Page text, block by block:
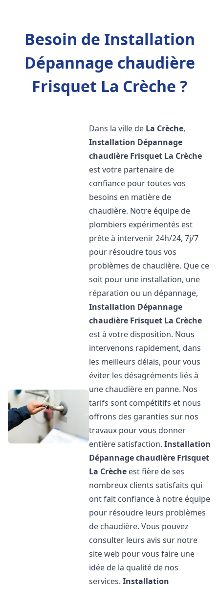
Besoin de Installation
Dépannage chaudière
Frisquet La Crèche ?
Dans la ville de La Crèche,
Installation Dépannage
chaudière Frisquet La Crèche
est votre partenaire de
confiance pour toutes vos
besoins en matière de
chaudière. Notre équipe de
plombiers expérimentés est
prête à intervenir 24h/24, 7j/7
pour résoudre tous vos
problèmes de chaudière. Que ce
soit pour une installation, une
réparation ou un dépannage,
Installation Dépannage
chaudière Frisquet La Crèche
est à votre disposition. Nous
intervenons rapidement, dans
les meilleurs délais, pour vous
éviter les désagréments liés à
une chaudière en panne. Nos
tarifs sont compétitifs et nous
offrons des garanties sur nos
travaux pour vous donner
entière satisfaction.Installation
Dépannage chaudière Frisquet
La Crèche est fière de ses
nombreux clients satisfaits qui
ont fait confiance à notre équipe
pour résoudre leurs problèmes
de chaudière. Vous pouvez
consulter leurs avis sur notre
site web pour vous faire une
idée de la qualité de nos
services.Installation